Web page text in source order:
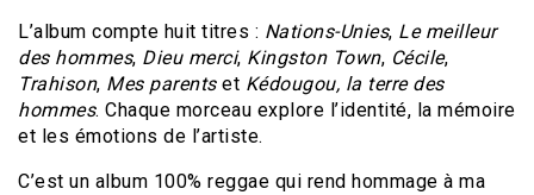
L’album compte huit titres : Nations-Unies, Le meilleur
des hommes, Dieu merci, Kingston Town, Cécile,
Trahison, Mes parentset Kédougou, la terre des
hommes. Chaque morceau explore l’identité, la mémoire
et les émotions de l’artiste.
C’est un album 100% reggae qui rend hommage à ma